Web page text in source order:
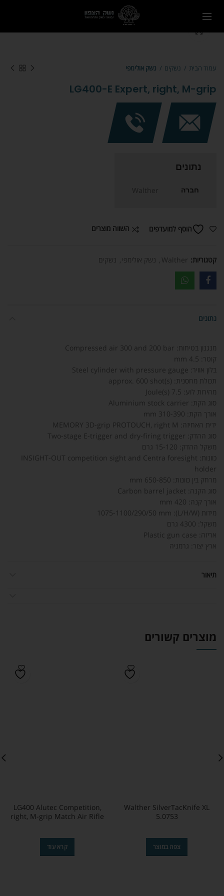
Click to enlarge
עמוד הבית נשקים נשק אולימפי
LG400-E Expert, right, M-grip
נתונים
חברה
הוסף למועדפים השווה מוצרים
קטגוריות: Walther נשק אולימפי נשקים
נתונים
מנגנון בטיחות: Compressed air 300 and 200 bar
קוטר: 4.5 mm
בלון אוויר: Steel cylinder with pressure gauge
תכולת מחסנית: approx. 600 shot(s)
מהירות לוע: 7.5 Joule(s)
סוג הקת: Aluminium stock carrier
אורך הקת: 310-390 mm
ידית האחיזה: MEMORY 3D-grip PROTOUCH, right M
סוג ההדק: Two-stage E-trigger and dry-firing trigger
משקל ההדק: 15-120 גרם
כוונות: INSIGHT-OUT competition sight and Centra foresight
holder
מרחק בין כוונות: 650-850 mm
סוג הקנה: Carbon barrel jacket
אורך קנה: 420 mm
מידות (L/H/W): 1075-1100/290/50 mm
משקל: 4300 גרם
אריזה: Plastic gun case
ארץ יצור: גרמניה
תיאור
מוצרים קשורים
Walther SilverTacKnife XL
5.0753
צפה במוצר
LG400 Alutec Competition,
right, M-grip Match Air Rifle
קרא עוד